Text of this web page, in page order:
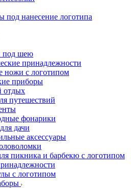
под нанесение логотипа
под шею
принадлежности
ножи с логотипом
приборы
отдых
путешествий
фонарики
дачи
аксессуары
пикника и барбекю с логотипом
с логотипом